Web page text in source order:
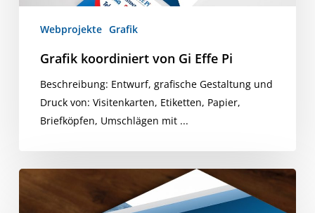
Webprojekte Grafik
Grafik koordiniert von Gi Effe Pi
Beschreibung: Entwurf, grafische Gestaltung und
Druck von: Visitenkarten, Etiketten, Papier,
Briefköpfen, Umschlägen mit ...